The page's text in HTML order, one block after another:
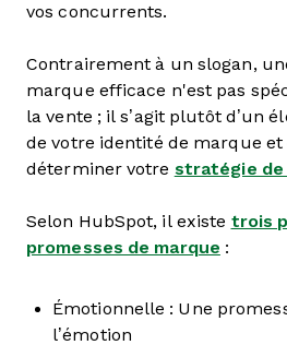
vos concurrents.
Contrairement à un slogan,
marque efficace n'est pas
la vente ; il s’agit plutôt d’un
de votre identité de marque et
déterminer votre stratégie de
Selon HubSpot, il existe trois
promesses de marque :
Émotionnelle : Une
l’émotion